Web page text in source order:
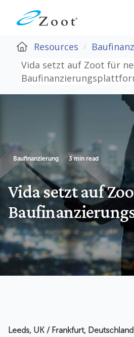
Resources
Vida setzt auf Zoot für
Baufinanzierung 3 min read
Vida setzt auf
Leeds, UK / Frankfurt,